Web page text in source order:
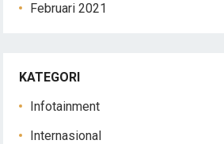
Februari 2021
KATEGORI
Infotainment
Internasional